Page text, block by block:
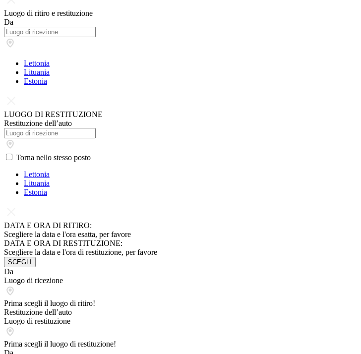
Luogo di ritiro e restituzione
Da
Lettonia
Lituania
Estonia
LUOGO DI RESTITUZIONE
Restituzione dell’auto
Torna nello stesso posto
Lettonia
Lituania
Estonia
DATA E ORA DI RITIRO:
Scegliere la data e l'ora esatta, per favore
DATA E ORA DI RESTITUZIONE:
Scegliere la data e l'ora di restituzione, per favore
SCEGLI
Da
Luogo di ricezione
Prima scegli il luogo di ritiro!
Restituzione dell’auto
Luogo di restituzione
Prima scegli il luogo di restituzione!